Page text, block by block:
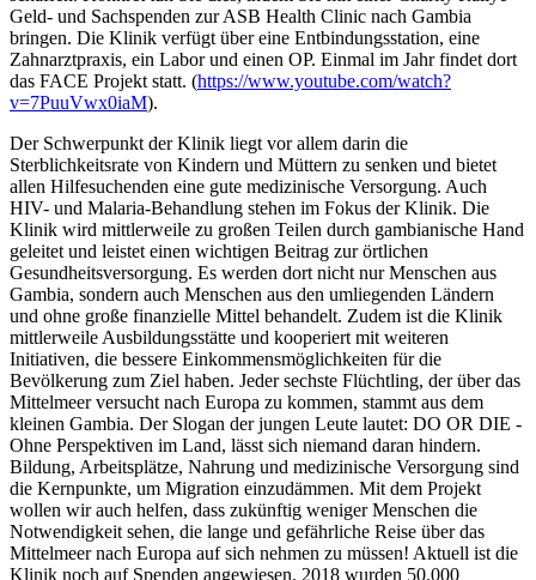
Geld- und Sachspenden zur ASB Health Clinic nach Gambia
bringen. Die Klinik verfügt über eine Entbindungsstation, eine
Zahnarztpraxis, ein Labor und einen OP. Einmal im Jahr findet dort
das FACE Projekt statt. (https://www.youtube.com/watch?
v=7PuuVwx0iaM).
Der Schwerpunkt der Klinik liegt vor allem darin die
Sterblichkeitsrate von Kindern und Müttern zu senken und bietet
allen Hilfesuchenden eine gute medizinische Versorgung. Auch
HIV- und Malaria-Behandlung stehen im Fokus der Klinik. Die
Klinik wird mittlerweile zu großen Teilen durch gambianische Hand
geleitet und leistet einen wichtigen Beitrag zur örtlichen
Gesundheitsversorgung. Es werden dort nicht nur Menschen aus
Gambia, sondern auch Menschen aus den umliegenden Ländern
und ohne große finanzielle Mittel behandelt. Zudem ist die Klinik
mittlerweile Ausbildungsstätte und kooperiert mit weiteren
Initiativen, die bessere Einkommensmöglichkeiten für die
Bevölkerung zum Ziel haben. Jeder sechste Flüchtling, der über das
Mittelmeer versucht nach Europa zu kommen, stammt aus dem
kleinen Gambia. Der Slogan der jungen Leute lautet: DO OR DIE -
Ohne Perspektiven im Land, lässt sich niemand daran hindern.
Bildung, Arbeitsplätze, Nahrung und medizinische Versorgung sind
die Kernpunkte, um Migration einzudämmen. Mit dem Projekt
wollen wir auch helfen, dass zukünftig weniger Menschen die
Notwendigkeit sehen, die lange und gefährliche Reise über das
Mittelmeer nach Europa auf sich nehmen zu müssen! Aktuell ist die
Klinik noch auf Spenden angewiesen. 2018 wurden 50.000